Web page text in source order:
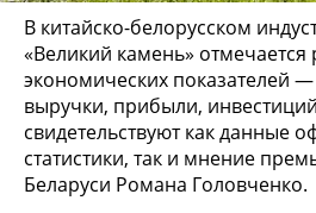
В китайско-белорусском
«Великий камень» отмечается
экономических показателей
выручки, прибыли,
свидетельствуют как данные
статистики, так и мнение
Беларуси Романа Головченко.